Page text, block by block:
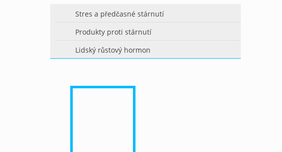
Stres a předčasné stárnutí
Produkty proti stárnutí
Lidský růstový hormon